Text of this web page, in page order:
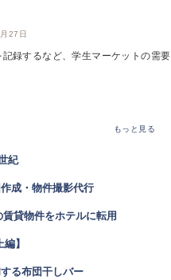
27日
録するなど、学生マーケットの需要
もっと見る
紀
成・物件撮影代行
貸物件をホテルに転用
】
る布団干しバー